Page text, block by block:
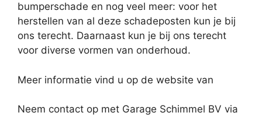
bumperschade en nog veel meer: voor het
herstellen van al deze schadeposten kun je bij
ons terecht. Daarnaast kun je bij ons terecht
voor diverse vormen van onderhoud.
Meer informatie vind u op de website van
Neem contact op met Garage Schimmel BV via